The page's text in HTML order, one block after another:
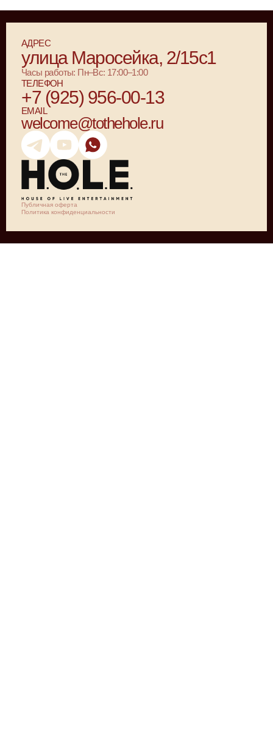
АДРЕС
улица Маросейка, 2/15с1
Часы работы: Пн–Вс: 17:00–1:00
ТЕЛЕФОН
+7 (925) 956-00-13
EMAIL
welcome@tothehole.ru
Публичная оферта
Политика конфиденциальности